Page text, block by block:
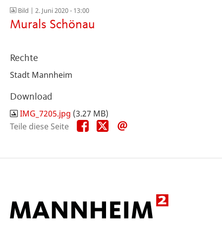
Bild | 2. Juni 2020 - 13:00
Murals Schönau
Rechte
Stadt Mannheim
Download
IMG_7205.jpg (3.27 MB)
Teile diese Seite
Teile
diese
Teile
diese